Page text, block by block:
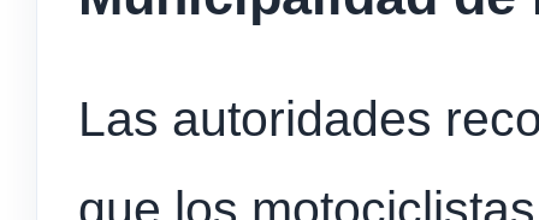
Las autoridades
que los